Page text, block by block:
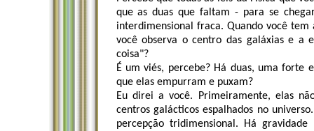
que as duas que faltam - para se
interdimensional fraca. Quando você
você observa o centro das galáxias e a
coisa"?
É um viés, percebe? Há duas, uma
que elas empurram e puxam?
Eu direi a você. Primeiramente, elas
centros galácticos espalhados no
percepção tridimensional. Há